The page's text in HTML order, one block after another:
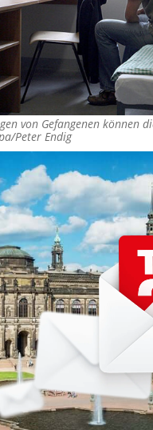
von Gefangenen können
Peter Endig